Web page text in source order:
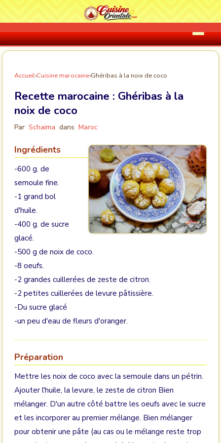
Accueil›Cuisine marocaine›Ghéribas à la noix de coco
Recette marocaine : Ghéribas à la
noix de coco
Par Schaima dans Maroc
Ingrédients
-600 g. de
semoule fine.
-1 grand bol
d'huile.
-400 g. de sucre
glacé.
-500 g de noix de coco.
-8 oeufs.
-2 grandes cuillerées de zeste de citron.
-2 petites cuillerées de levure pâtissière.
-Du sucre glacé
-un peu d'eau de fleurs d'oranger.
Préparation
Mettre les noix de coco avec la semoule dans un pétrin.
Ajouter l'huile, la levure, le zeste de citron Bien
mélanger. D'un autre côté battre les oeufs avec le sucre
et les incorporer au premier mélange. Bien mélanger
pour obtenir une pâte (au cas ou le mélange reste trop